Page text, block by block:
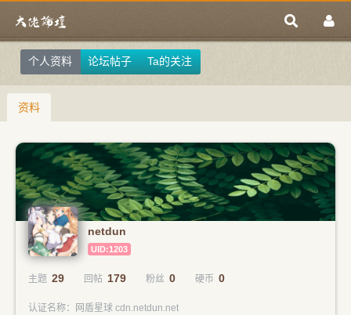
个人资料 论坛帖子 Ta的关注
资料
netdun
UID:1203
主题 29 回帖 179 粉丝 0 硬币 0
认证名称：网盾星球 cdn.netdun.net